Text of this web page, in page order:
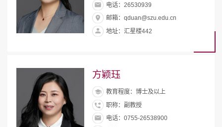
电话：26530939
邮箱：qduan@szu.edu.cn
地址：汇星楼442
方颖珏
教育程度：博士及以上
职称：副教授
电话：0755-26538900